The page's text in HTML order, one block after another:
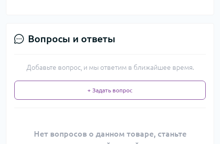
Вопросы и ответы
Добавьте вопрос, и мы ответим в ближайшее время.
+ Задать вопрос
Нет вопросов о данном товаре, станьте